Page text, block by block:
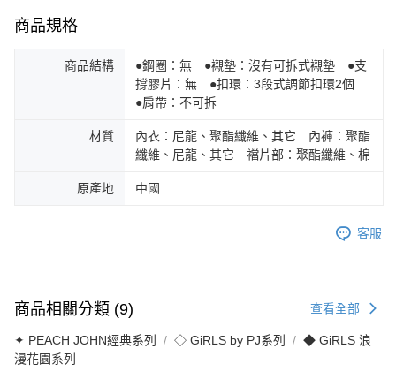
商品規格
商品結構
●鋼圈：無 ●襯墊：沒有可拆式襯墊 ●支
撐膠片：無 ●扣環：3段式調節扣環2個
●肩帶：不可拆
材質
內衣：尼龍、聚酯纖維、其它 內褲：聚酯
纖維、尼龍、其它 襠片部：聚酯纖維、棉
原產地 中國
客服
商品相關分類 (9) 查看全部
✦ PEACH JOHN經典系列 ◇ GiRLS by PJ系列
◆ GiRLS 浪
漫花園系列